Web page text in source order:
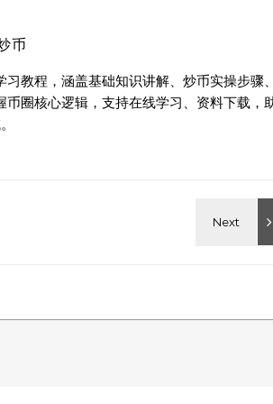
币
教程，涵盖基础知识讲解、炒币实操步骤
圈核心逻辑，支持在线学习、资料下载，